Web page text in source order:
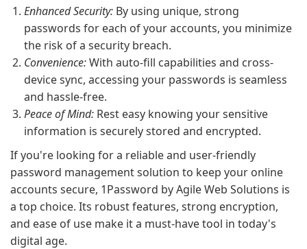
Enhanced Security: By using unique, strong
passwords for each of your accounts, you minimize
the risk of a security breach.
Convenience:With auto-fill capabilities and cross-
device sync, accessing your passwords is seamless
and hassle-free.
Peace of Mind: Rest easy knowing your sensitive
information is securely stored and encrypted.
If you're looking for a reliable and user-friendly
password management solution to keep your online
accounts secure, 1Password by Agile Web Solutions is
a top choice. Its robust features, strong encryption,
and ease of use make it a must-have tool in today's
digital age.